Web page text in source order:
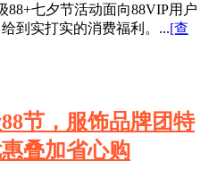
88+七夕节活动面向88VIP用户
到实打实的消费福利。...[查
节，服饰品牌团特
叠加省心购